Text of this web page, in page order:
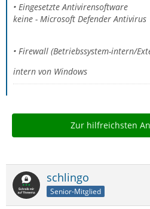
• Eingesetzte Antivirensoftware
keine - Microsoft Defender Antivirus
• Firewall (Betriebssystem-intern/
intern von Windows
Zur hilfreichsten
schlingo
Senior-Mitglied